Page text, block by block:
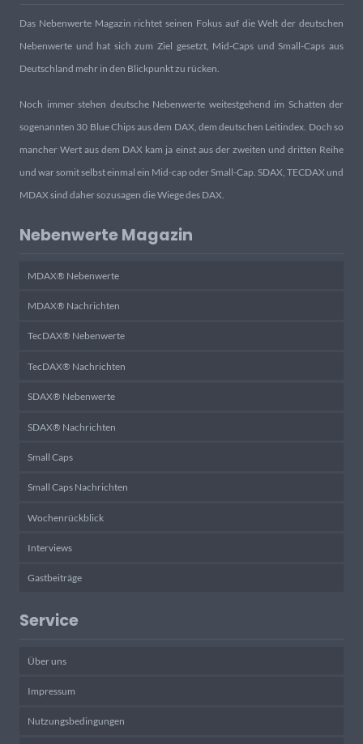
Das Nebenwerte Magazin richtet seinen Fokus auf die Welt der deutschen
Nebenwerte und hat sich zum Ziel gesetzt, Mid-Caps und Small-Caps aus
Deutschland mehr in den Blickpunkt zu rücken.
Noch immer stehen deutsche Nebenwerte weitestgehend im Schatten der
sogenannten 30 Blue Chips aus dem DAX, dem deutschen Leitindex. Doch so
mancher Wert aus dem DAX kam ja einst aus der zweiten und dritten Reihe
und war somit selbst einmal ein Mid-cap oder Small-Cap. SDAX, TECDAX und
MDAX sind daher sozusagen die Wiege des DAX.
Nebenwerte Magazin
MDAX® Nebenwerte
MDAX® Nachrichten
TecDAX® Nebenwerte
TecDAX® Nachrichten
SDAX® Nebenwerte
SDAX® Nachrichten
Small Caps
Small Caps Nachrichten
Wochenrückblick
Interviews
Gastbeiträge
Service
Über uns
Impressum
Nutzungsbedingungen